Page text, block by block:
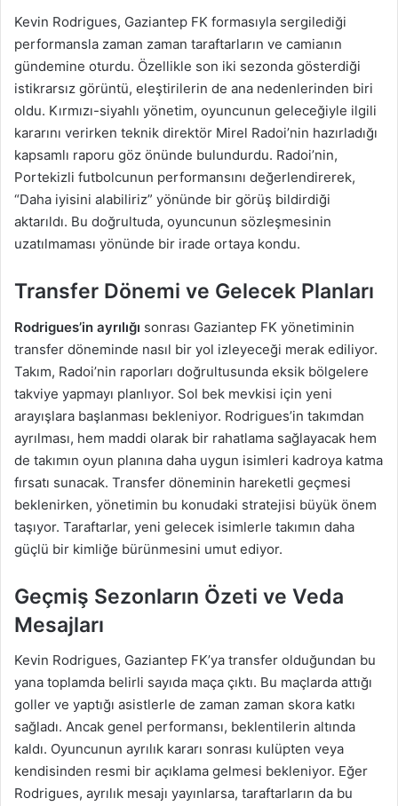
Kevin Rodrigues, Gaziantep FK formasıyla sergilediği
performansla zaman zaman taraftarların ve camianın
gündemine oturdu. Özellikle son iki sezonda gösterdiği
istikrarsız görüntü, eleştirilerin de ana nedenlerinden biri
oldu. Kırmızı-siyahlı yönetim, oyuncunun geleceğiyle ilgili
kararını verirken teknik direktör Mirel Radoi’nin hazırladığı
kapsamlı raporu göz önünde bulundurdu. Radoi’nin,
Portekizli futbolcunun performansını değerlendirerek,
“Daha iyisini alabiliriz” yönünde bir görüş bildirdiği
aktarıldı. Bu doğrultuda, oyuncunun sözleşmesinin
uzatılmaması yönünde bir irade ortaya kondu.
Transfer Dönemi ve Gelecek Planları
Rodrigues’in ayrılığı sonrası Gaziantep FK yönetiminin
transfer döneminde nasıl bir yol izleyeceği merak ediliyor.
Takım, Radoi’nin raporları doğrultusunda eksik bölgelere
takviye yapmayı planlıyor. Sol bek mevkisi için yeni
arayışlara başlanması bekleniyor. Rodrigues’in takımdan
ayrılması, hem maddi olarak bir rahatlama sağlayacak hem
de takımın oyun planına daha uygun isimleri kadroya katma
fırsatı sunacak. Transfer döneminin hareketli geçmesi
beklenirken, yönetimin bu konudaki stratejisi büyük önem
taşıyor. Taraftarlar, yeni gelecek isimlerle takımın daha
güçlü bir kimliğe bürünmesini umut ediyor.
Geçmiş Sezonların Özeti ve Veda
Mesajları
Kevin Rodrigues, Gaziantep FK’ya transfer olduğundan bu
yana toplamda belirli sayıda maça çıktı. Bu maçlarda attığı
goller ve yaptığı asistlerle de zaman zaman skora katkı
sağladı. Ancak genel performansı, beklentilerin altında
kaldı. Oyuncunun ayrılık kararı sonrası kulüpten veya
kendisinden resmi bir açıklama gelmesi bekleniyor. Eğer
Rodrigues, ayrılık mesajı yayınlarsa, taraftarların da bu